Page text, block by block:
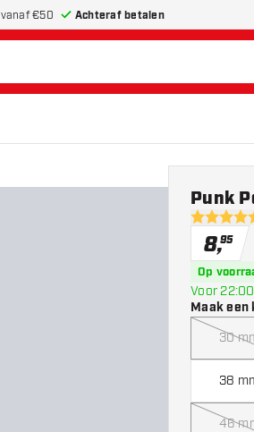
vanaf €50 Achteraf betalen
4.8 score
Punk
8,95
Op
Voor
Maak een
30
38
46